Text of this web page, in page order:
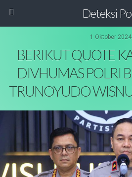
Deteksi
1 Oktober 2024
BERIKUT QUOTE
DIVHUMAS POLRI
TRUNOYUDO